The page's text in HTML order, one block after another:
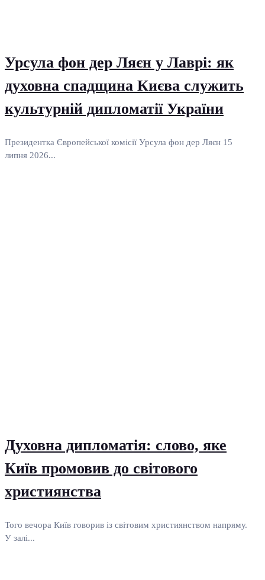
Урсула фон дер Ляєн у Лаврі: як
духовна спадщина Києва служить
культурній дипломатії України
Президентка Європейської комісії Урсула фон дер Ляєн 15
липня 2026...
Духовна дипломатія: слово, яке
Київ промовив до світового
християнства
Того вечора Київ говорив із світовим християнством напряму.
У залі...